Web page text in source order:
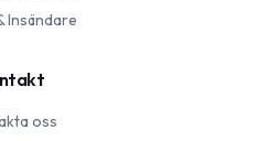
Insändare
oss